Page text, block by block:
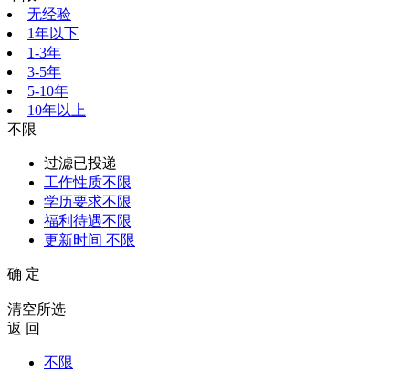
无经验
1年以下
1-3年
3-5年
5-10年
10年以上
不限
过滤已投递
工作性质不限
学历要求不限
福利待遇不限
更新时间 不限
确 定
清空所选
返 回
不限